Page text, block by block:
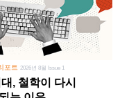
포트 2026년 8월 Issue 1
, 철학이 다시